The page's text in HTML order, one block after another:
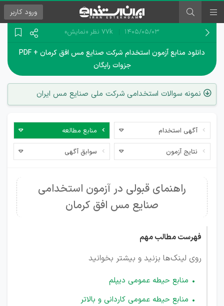
ورود کاربر
۱۴۰۵/۰۵/۰۳ 77k نظر «نمایش»
دانلود منابع آزمون استخدام شرکت صنایع مس افق کرمان + PDF
جزوات رایگان
نمونه سوالات استخدامی شرکت ملی صنایع مس ایران
آگهی استخدام منابع مطالعه
نتایج آزمون سوابق آگهی
راهنمای قبولی در آزمون استخدامی
صنایع مس افق کرمان
فهرست مطالب مهم
روی لینک‌ها بزنید و بیشتر بخوانید
منابع حیطه عمومی دیپلم
منابع حیطه عمومی کاردانی و بالاتر